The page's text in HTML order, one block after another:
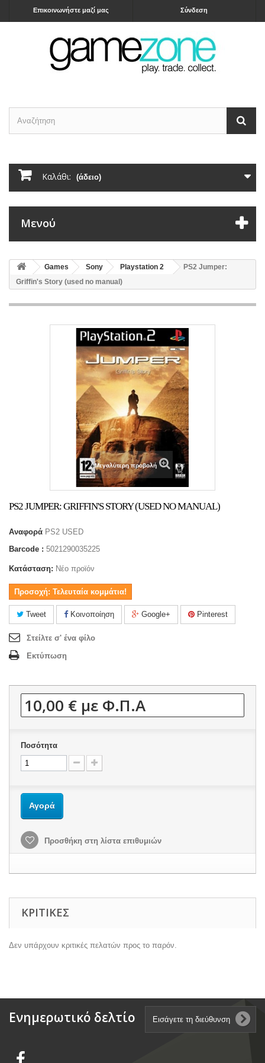
Σύνδεση
Επικοινωνήστε μαζί μας
Καλάθι: (άδειο)
Μενού
Games Sony Playstation 2
PS2 Jumper:
Griffin's Story (used no manual)
Μεγαλύτερη προβολή
PS2 JUMPER: GRIFFIN'S STORY (USED NO MANUAL)
Αναφορά PS2 USED
Barcode : 5021290035225
Κατάσταση: Νέο προϊόν
Προσοχή: Τελευταία κομμάτια!
Tweet Κοινοποίηση Google+ Pinterest
Στείλτε σ' ένα φίλο
Εκτύπωση
10,00 € με Φ.Π.Α
Ποσότητα
Αγορά
Προσθήκη στη λίστα επιθυμιών
ΚΡΙΤΙΚΈΣ
Δεν υπάρχουν κριτικές πελατών προς το παρόν.
Ενημερωτικό δελτίο